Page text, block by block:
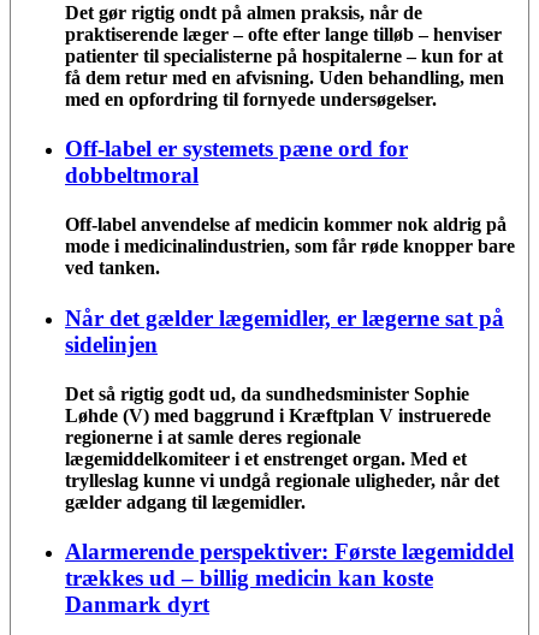
Det gør rigtig ondt på almen praksis, når de
praktiserende læger – ofte efter lange tilløb – henviser
patienter til specialisterne på hospitalerne – kun for at
få dem retur med en afvisning. Uden behandling, men
med en opfordring til fornyede undersøgelser.
Off-label er systemets pæne ord for
dobbeltmoral
Off-label anvendelse af medicin kommer nok aldrig på
mode i medicinalindustrien, som får røde knopper bare
ved tanken.
Når det gælder lægemidler, er lægerne sat på
sidelinjen
Det så rigtig godt ud, da sundhedsminister Sophie
Løhde (V) med baggrund i Kræftplan V instruerede
regionerne i at samle deres regionale
lægemiddelkomiteer i et enstrenget organ. Med et
trylleslag kunne vi undgå regionale uligheder, når det
gælder adgang til lægemidler.
Alarmerende perspektiver: Første lægemiddel
trækkes ud – billig medicin kan koste
Danmark dyrt